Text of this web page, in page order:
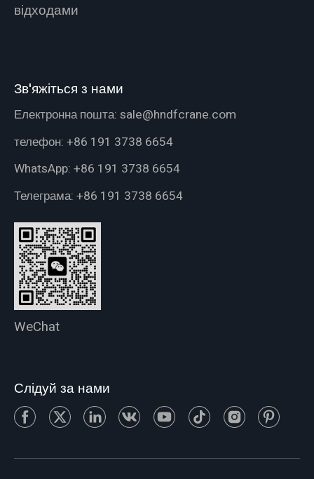
відходами
Зв'яжіться з нами
Електронна пошта: sale@hndfcrane.com
телефон: +86 191 3738 6654
WhatsApp: +86 191 3738 6654
Телеграма: +86 191 3738 6654
WeChat
Слідуй за нами